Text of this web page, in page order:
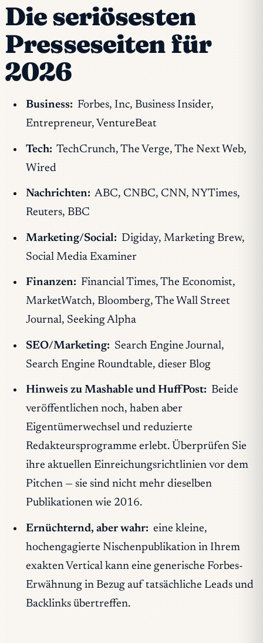
Die seriösesten
Presseseiten für
2026
Business: Forbes, Inc, Business Insider,
Entrepreneur, VentureBeat
Tech: TechCrunch, The Verge, The Next Web,
Wired
Nachrichten: ABC, CNBC, CNN, NYTimes,
Reuters, BBC
Marketing/Social: Digiday, Marketing Brew,
Social Media Examiner
Finanzen: Financial Times, The Economist,
MarketWatch, Bloomberg, The Wall Street
Journal, Seeking Alpha
SEO/Marketing: Search Engine Journal,
Search Engine Roundtable, dieser Blog
Hinweis zu Mashable und HuffPost: Beide
veröffentlichen noch, haben aber
Eigentümerwechsel und reduzierte
Redakteursprogramme erlebt. Überprüfen Sie
ihre aktuellen Einreichungsrichtlinien vor dem
Pitchen — sie sind nicht mehr dieselben
Publikationen wie 2016.
Ernüchternd, aber wahr: eine kleine,
hochengagierte Nischenpublikation in Ihrem
exakten Vertical kann eine generische Forbes-
Erwähnung in Bezug auf tatsächliche Leads und
Backlinks übertreffen.